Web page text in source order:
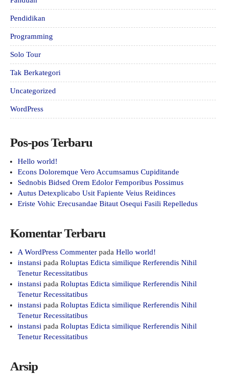
Pendidikan
Programming
Solo Tour
Tak Berkategori
Uncategorized
WordPress
Pos-pos Terbaru
Hello world!
Econs Doloremque Vero Accumsamus Cupiditande
Sednobis Bidsed Orem Edolor Femporibus Possimus
Autus Detexplicabo Usit Fapiente Veius Reidinces
Eriste Vohic Erecusandae Bitaut Osequi Fasili Repelledus
Komentar Terbaru
A WordPress Commenter pada Hello world!
instansi pada Roluptas Edicta similique Rerferendis Nihil
Tenetur Recessitatibus
instansi pada Roluptas Edicta similique Rerferendis Nihil
Tenetur Recessitatibus
instansi pada Roluptas Edicta similique Rerferendis Nihil
Tenetur Recessitatibus
instansi pada Roluptas Edicta similique Rerferendis Nihil
Tenetur Recessitatibus
Arsip